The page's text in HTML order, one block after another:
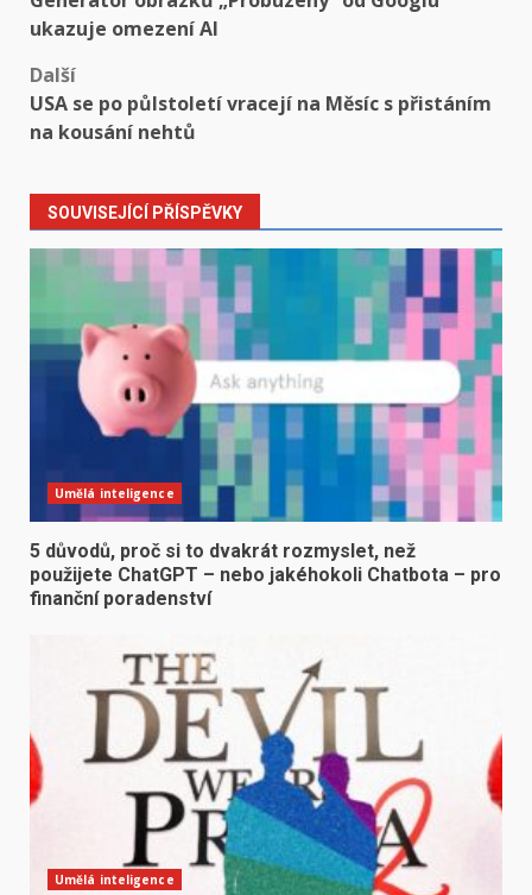
navigation
ukazuje omezení AI
Další
USA se po půlstoletí vracejí na Měsíc s přistáním
na kousání nehtů
SOUVISEJÍCÍ PŘÍSPĚVKY
Umělá inteligence
5 důvodů, proč si to dvakrát rozmyslet, než
použijete ChatGPT – nebo jakéhokoli Chatbota – pro
finanční poradenství
Umělá inteligence